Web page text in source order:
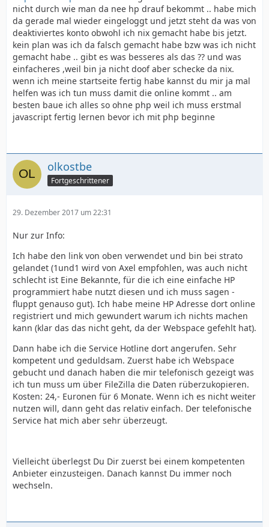
nicht durch wie man da nee hp drauf bekommt .. habe mich
da gerade mal wieder eingeloggt und jetzt steht da was von
deaktiviertes konto obwohl ich nix gemacht habe bis jetzt.
kein plan was ich da falsch gemacht habe bzw was ich nicht
gemacht habe .. gibt es was besseres als das ?? und was
einfacheres ,weil bin ja nicht doof aber schecke da nix.
wenn ich meine startseite fertig habe kannst du mir ja mal
helfen was ich tun muss damit die online kommt .. am
besten baue ich alles so ohne php weil ich muss erstmal
javascript fertig lernen bevor ich mit php beginne
olkostbe
Fortgeschrittener
29. Dezember 2017 um 22:31
Nur zur Info:
Ich habe den link von oben verwendet und bin bei strato
gelandet (1und1 wird von Axel empfohlen, was auch nicht
schlecht ist Eine Bekannte, für die ich eine einfache HP
programmiert habe nutzt diesen und ich muss sagen -
fluppt genauso gut). Ich habe meine HP Adresse dort online
registriert und mich gewundert warum ich nichts machen
kann (klar das das nicht geht, da der Webspace gefehlt hat).
Dann habe ich die Service Hotline dort angerufen. Sehr
kompetent und geduldsam. Zuerst habe ich Webspace
gebucht und danach haben die mir telefonisch gezeigt was
ich tun muss um über FileZilla die Daten rüberzukopieren.
Kosten: 24,- Euronen für 6 Monate. Wenn ich es nicht weiter
nutzen will, dann geht das relativ einfach. Der telefonische
Service hat mich aber sehr überzeugt.
Vielleicht überlegst Du Dir zuerst bei einem kompetenten
Anbieter einzusteigen. Danach kannst Du immer noch
wechseln.